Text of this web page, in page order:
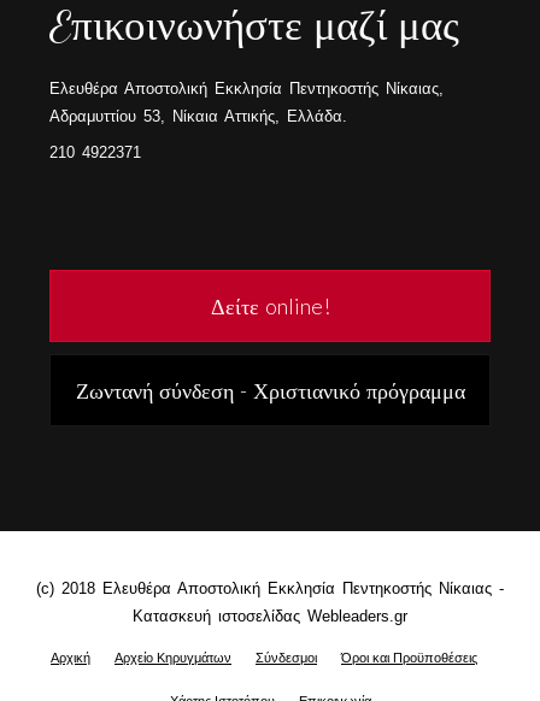
Eπικοινωνήστε μαζί μας
Ελευθέρα Αποστολική Εκκλησία Πεντηκοστής Νίκαιας,
Αδραμυττίου 53, Νίκαια Αττικής, Ελλάδα.
210 4922371
Δείτε online!
Ζωντανή σύνδεση - Χριστιανικό πρόγραμμα
(c) 2018 Ελευθέρα Αποστολική Εκκλησία Πεντηκοστής Νίκαιας -
Κατασκευή ιστοσελίδας Webleaders.gr
Αρχική Αρχείο Κηρυγμάτων Σύνδεσμοι Όροι και Προϋποθέσεις